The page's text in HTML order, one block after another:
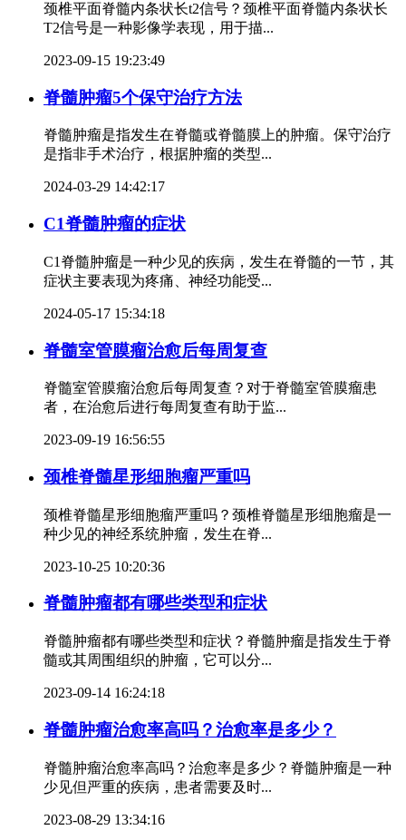
颈椎平面脊髓内条状长t2信号？颈椎平面脊髓内条状长
T2信号是一种影像学表现，用于描...
2023-09-15 19:23:49
脊髓肿瘤5个保守治疗方法
脊髓肿瘤是指发生在脊髓或脊髓膜上的肿瘤。保守治疗
是指非手术治疗，根据肿瘤的类型...
2024-03-29 14:42:17
C1脊髓肿瘤的症状
C1脊髓肿瘤是一种少见的疾病，发生在脊髓的一节，其
症状主要表现为疼痛、神经功能受...
2024-05-17 15:34:18
脊髓室管膜瘤治愈后每周复查
脊髓室管膜瘤治愈后每周复查？对于脊髓室管膜瘤患
者，在治愈后进行每周复查有助于监...
2023-09-19 16:56:55
颈椎脊髓星形细胞瘤严重吗
颈椎脊髓星形细胞瘤严重吗？颈椎脊髓星形细胞瘤是一
种少见的神经系统肿瘤，发生在脊...
2023-10-25 10:20:36
脊髓肿瘤都有哪些类型和症状
脊髓肿瘤都有哪些类型和症状？脊髓肿瘤是指发生于脊
髓或其周围组织的肿瘤，它可以分...
2023-09-14 16:24:18
脊髓肿瘤治愈率高吗？治愈率是多少？
脊髓肿瘤治愈率高吗？治愈率是多少？脊髓肿瘤是一种
少见但严重的疾病，患者需要及时...
2023-08-29 13:34:16